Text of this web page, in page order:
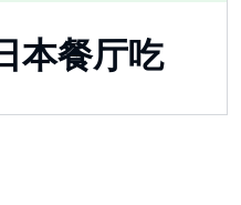
本餐厅吃